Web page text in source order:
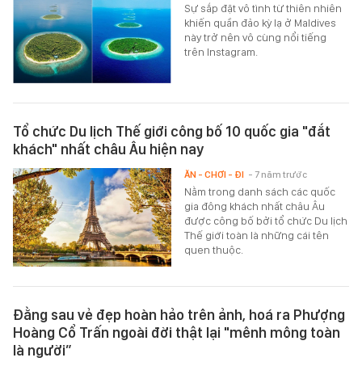
Sự sắp đặt vô tình từ thiên nhiên
khiến quần đảo kỳ lạ ở Maldives
này trở nên vô cùng nổi tiếng
trên Instagram.
Tổ chức Du lịch Thế giới công bố 10 quốc gia "đắt
khách" nhất châu Âu hiện nay
Nằm trong danh sách các quốc
gia đông khách nhất châu Âu
được công bố bởi tổ chức Du lịch
Thế giới toàn là những cái tên
quen thuộc.
ĂN - CHƠI - ĐI - 7 năm trước
Đằng sau vẻ đẹp hoàn hảo trên ảnh, hoá ra Phượng
Hoàng Cổ Trấn ngoài đời thật lại "mênh mông toàn
là người”